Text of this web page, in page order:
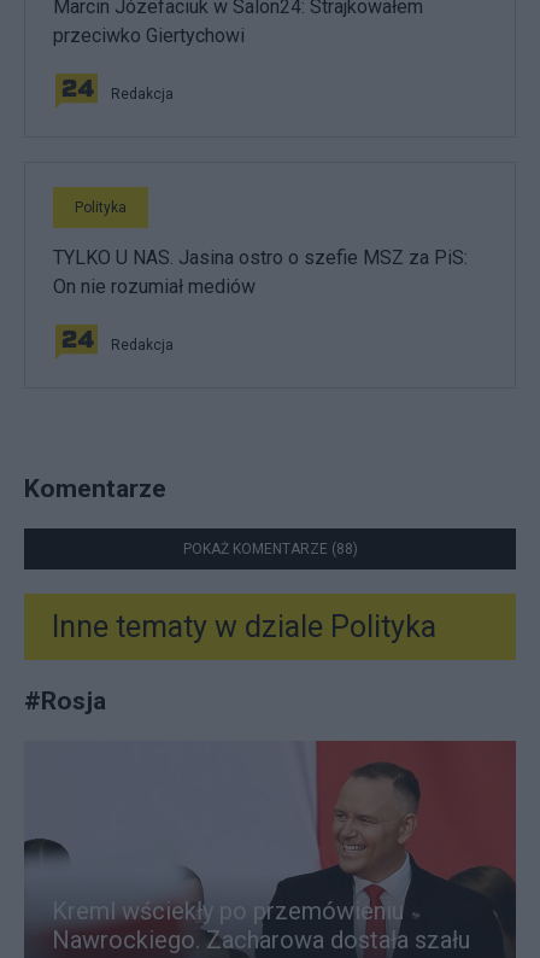
Marcin Józefaciuk w Salon24: Strajkowałem
przeciwko Giertychowi
Redakcja
Polityka
TYLKO U NAS. Jasina ostro o szefie MSZ za PiS:
On nie rozumiał mediów
Redakcja
Komentarze
POKAŻ KOMENTARZE (88)
Inne tematy w dziale Polityka
#Rosja
Kreml wściekły po przemówieniu
Nawrockiego. Zacharowa dostała szału